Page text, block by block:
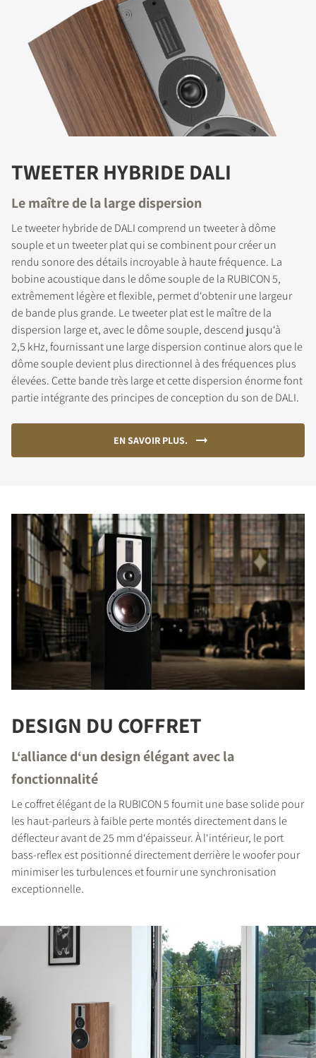
COMPARER LES PRODUITS
TWEETER HYBRIDE DALI
Le maître de la large dispersion
Le tweeter hybride de DALI comprend un tweeter à dôme
souple et un tweeter plat qui se combinent pour créer un
rendu sonore des détails incroyable à haute fréquence. La
bobine acoustique dans le dôme souple de la RUBICON 5,
extrêmement légère et flexible, permet d‘obtenir une largeur
de bande plus grande. Le tweeter plat est le maître de la
dispersion large et, avec le dôme souple, descend jusqu‘à
2,5 kHz, fournissant une large dispersion continue alors que le
dôme souple devient plus directionnel à des fréquences plus
élevées. Cette bande très large et cette dispersion énorme font
partie intégrante des principes de conception du son de DALI.
EN SAVOIR PLUS.
DESIGN DU COFFRET
L‘alliance d‘un design élégant avec la
fonctionnalité
Le coffret élégant de la RUBICON 5 fournit une base solide pour
les haut-parleurs à faible perte montés directement dans le
déflecteur avant de 25 mm d‘épaisseur. À l‘intérieur, le port
bass-reflex est positionné directement derrière le woofer pour
minimiser les turbulences et fournir une synchronisation
exceptionnelle.
INSCRIVEZ-VOUS POUR